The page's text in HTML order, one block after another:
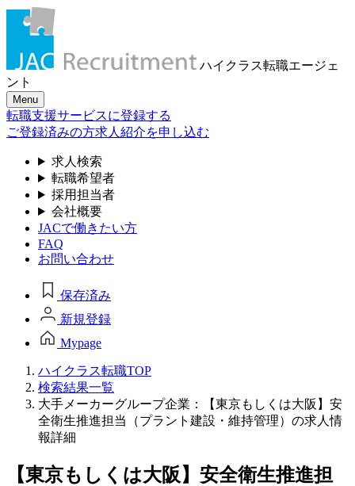
ハイクラス転職エージェ
ント
Menu
転職支援サービスに登録する
ご登録済みの方求人紹介を申し込む
求人検索
転職希望者
採用担当者
会社概要
JACで働きたい方
FAQ
お問い合わせ
保存済み
新規登録
Mypage
ハイクラス転職TOP
検索結果一覧
大手メーカーグループ企業：【東京もしくは大阪】安
全衛生推進担当（プラント建設・維持管理）の求人情
報詳細
【東京もしくは大阪】安全衛生推進担